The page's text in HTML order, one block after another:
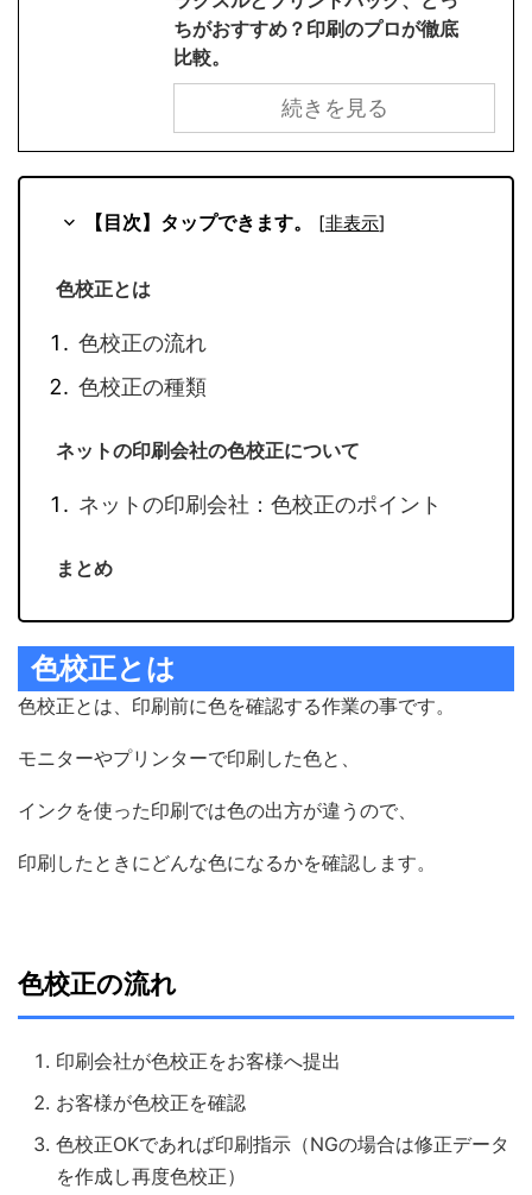
ちがおすすめ？印刷のプロが徹底
比較。
続きを見る
【目次】タップできます。 [非表示]
色校正とは
色校正の流れ
色校正の種類
ネットの印刷会社の色校正について
ネットの印刷会社：色校正のポイント
まとめ
色校正とは
色校正とは、印刷前に色を確認する作業の事です。
モニターやプリンターで印刷した色と、
インクを使った印刷では色の出方が違うので、
印刷したときにどんな色になるかを確認します。
色校正の流れ
印刷会社が色校正をお客様へ提出
お客様が色校正を確認
色校正OKであれば印刷指示（NGの場合は修正データ
を作成し再度色校正）